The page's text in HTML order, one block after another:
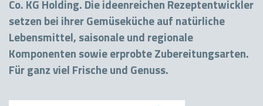
Co. KG Holding. Die ideenreichen Rezeptentwickler
setzen bei ihrer Gemüseküche auf natürliche
Lebensmittel, saisonale und regionale
Komponenten sowie erprobte Zubereitungsarten.
Für ganz viel Frische und Genuss.